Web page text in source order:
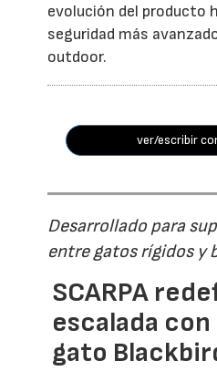
evolución del producto
seguridad más
outdoor.
ver/escribir
Desarrollado para
entre gatos rígidos y
SCARPA
escalada con
gato